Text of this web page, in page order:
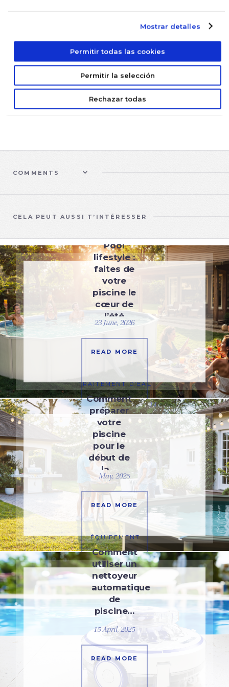
Mostrar detalles
Permitir todas las cookies
Permitir la selección
Rechazar todas

COMMENTS
CELA PEUT AUSSI T’INTÉRESSER
Pool
lifestyle :
faites de
votre
piscine le
cœur de
l’été
23 June, 2026
READ MORE
TRAITEMENT D'EAU
Comment
préparer
votre
piscine
pour le
début de
la…
14
May, 2025
READ MORE
ÉQUIPEMENT
Comment
utiliser un
nettoyeur
automatique
de
piscine…
15 April, 2025
READ MORE